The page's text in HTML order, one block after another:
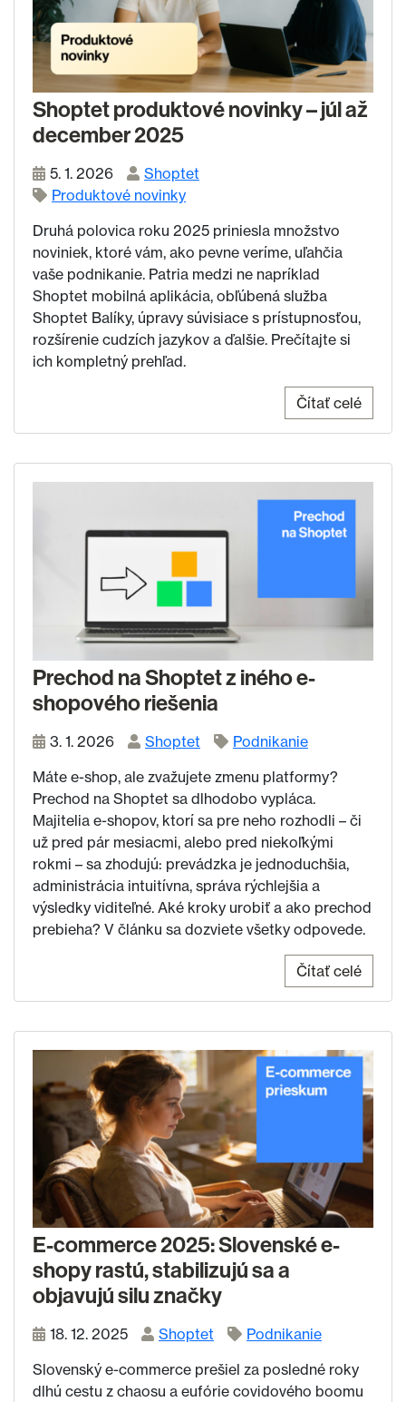
Shoptet produktové novinky – júl až
december 2025
5. 1. 2026
Shoptet
Produktové novinky
Druhá polovica roku 2025 priniesla množstvo
noviniek, ktoré vám, ako pevne veríme, uľahčia
vaše podnikanie. Patria medzi ne napríklad
Shoptet mobilná aplikácia, obľúbená služba
Shoptet Balíky, úpravy súvisiace s prístupnosťou,
rozšírenie cudzích jazykov a ďalšie. Prečítajte si
ich kompletný prehľad.
Čítať celé
Prechod na Shoptet z iného e-
shopového riešenia
3. 1. 2026 Shoptet
Podnikanie
Máte e-shop, ale zvažujete zmenu platformy?
Prechod na Shoptet sa dlhodobo vypláca.
Majitelia e-shopov, ktorí sa pre neho rozhodli – či
už pred pár mesiacmi, alebo pred niekoľkými
rokmi – sa zhodujú: prevádzka je jednoduchšia,
administrácia intuitívna, správa rýchlejšia a
výsledky viditeľné. Aké kroky urobiť a ako prechod
prebieha? V článku sa dozviete všetky odpovede.
Čítať celé
E-commerce 2025: Slovenské e-
shopy rastú, stabilizujú sa a
objavujú silu značky
18. 12. 2025 Shoptet
Podnikanie
Slovenský e-commerce prešiel za posledné roky
dlhú cestu z chaosu a eufórie covidového boomu